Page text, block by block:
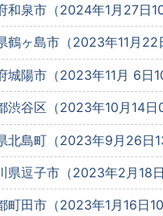
和泉市（2024年1月27日
鶴ヶ島市（2023年11月22
城陽市（2023年11月 6日
渋谷区（2023年10月14
北島町（2023年9月26日
県逗子市（2023年2月18
町田市（2023年1月16日